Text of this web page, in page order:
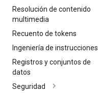
Resolución de contenido
multimedia
Recuento de tokens
Ingeniería de instrucciones
Registros y conjuntos de
datos
Seguridad